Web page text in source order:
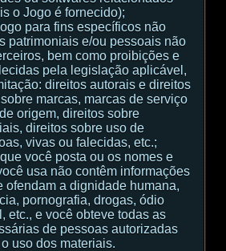
o Jogo é fornecido);
para fins específicos não
patrimoniais e/ou pessoais não
bem como proibições e
pela legislação aplicável,
direitos autorais e direitos
marcas, marcas de serviço
origem, direitos sobre
direitos sobre uso de
vivas ou falecidas, etc.;
você posta ou os nomes e
usa não contêm informações
ofendam a dignidade humana,
pornografia, drogas, ódio
etc., e você obteve todas as
de pessoas autorizadas
uso dos materiais.